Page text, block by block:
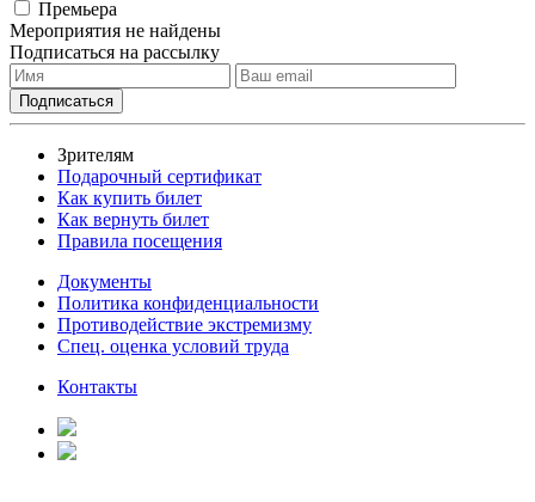
Премьера
Мероприятия не найдены
Подписаться на рассылку
Зрителям
Подарочный сертификат
Как купить билет
Как вернуть билет
Правила посещения
Документы
Политика конфиденциальности
Противодействие экстремизму
Спец. оценка условий труда
Контакты